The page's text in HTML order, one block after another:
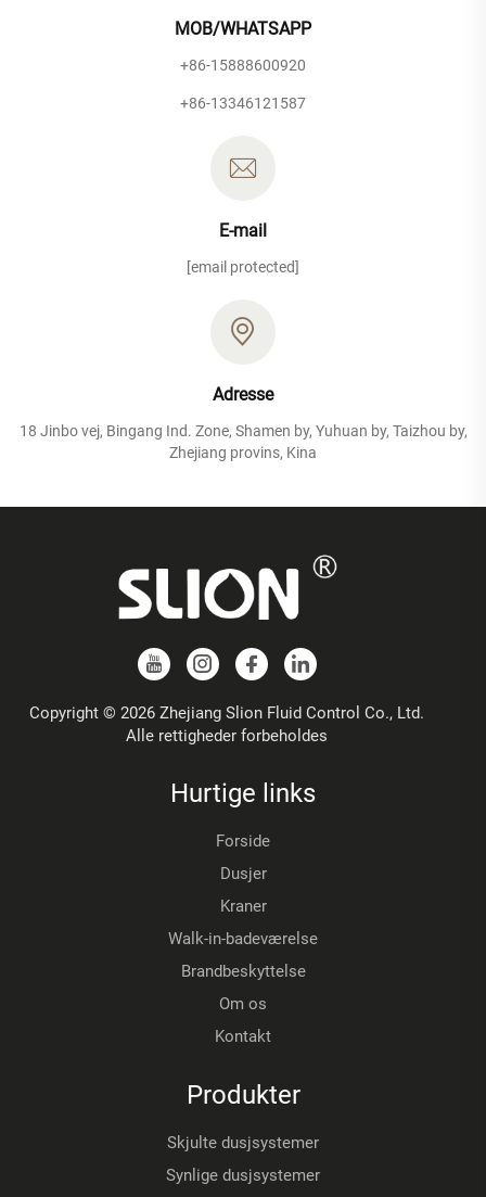
MOB/WHATSAPP
+86-15888600920
+86-13346121587
E-mail
[email protected]
Adresse
18 Jinbo vej, Bingang Ind. Zone, Shamen by, Yuhuan by, Taizhou by,
Zhejiang provins, Kina
Copyright © 2026 Zhejiang Slion Fluid Control Co., Ltd.
Alle rettigheder forbeholdes
Hurtige links
Forside
Dusjer
Kraner
Walk-in-badeværelse
Brandbeskyttelse
Om os
Kontakt
Produkter
Skjulte dusjsystemer
Synlige dusjsystemer